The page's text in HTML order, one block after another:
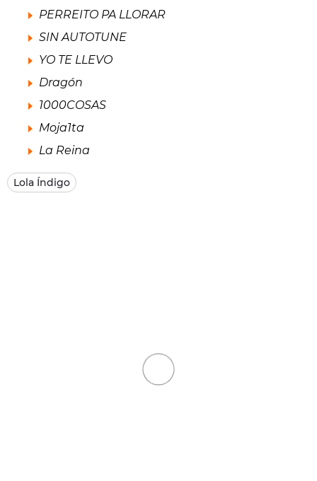
PERREITO PA LLORAR
SIN AUTOTUNE
YO TE LLEVO
Dragón
1000COSAS
Moja1ta
La Reina
Lola Índigo